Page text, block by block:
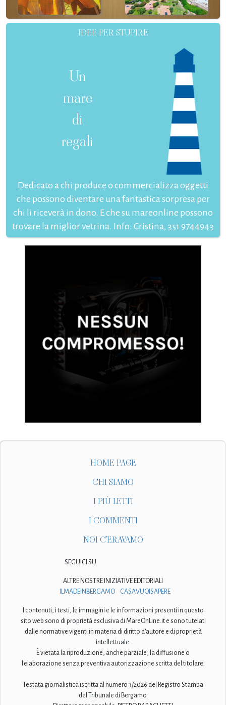
IDEE PER STUPIRE
Un
mare
di
regali
Dedicato a chi produce o commercializza oggetti
che possono diventare una fantastica sorpresa per
chi li riceverà in dono. E che su mareonline possono
trovare la miglior vetrina. Info: Cristina, 351 9744943
HOME PAGE
CHI SIAMO
I PIÙ LETTI
I COMMENTI
NOI C'ERAVAMO
SEGUICI SU
ALTRE NOSTRE INIZIATIVE EDITORIALI
ILMADEINBERGAMO
CASAVUOISAPERE
I contenuti, i testi, le immagini e le informazioni presenti in questo
sito web sono di proprietà esclusiva di MareOnLine.it e sono tutelati
dalle normative vigenti in materia di diritto d'autore e di proprietà
intellettuale.
È vietata la riproduzione, anche parziale, la diffusione o
l'elaborazione senza preventiva autorizzazione scritta del titolare.
Testata giornalistica iscritta al numero 3/2026 del Registro Stampa
del Tribunale di Bergamo.